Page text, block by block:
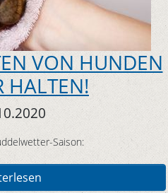
VON HUNDEN
HALTEN!
Saison: